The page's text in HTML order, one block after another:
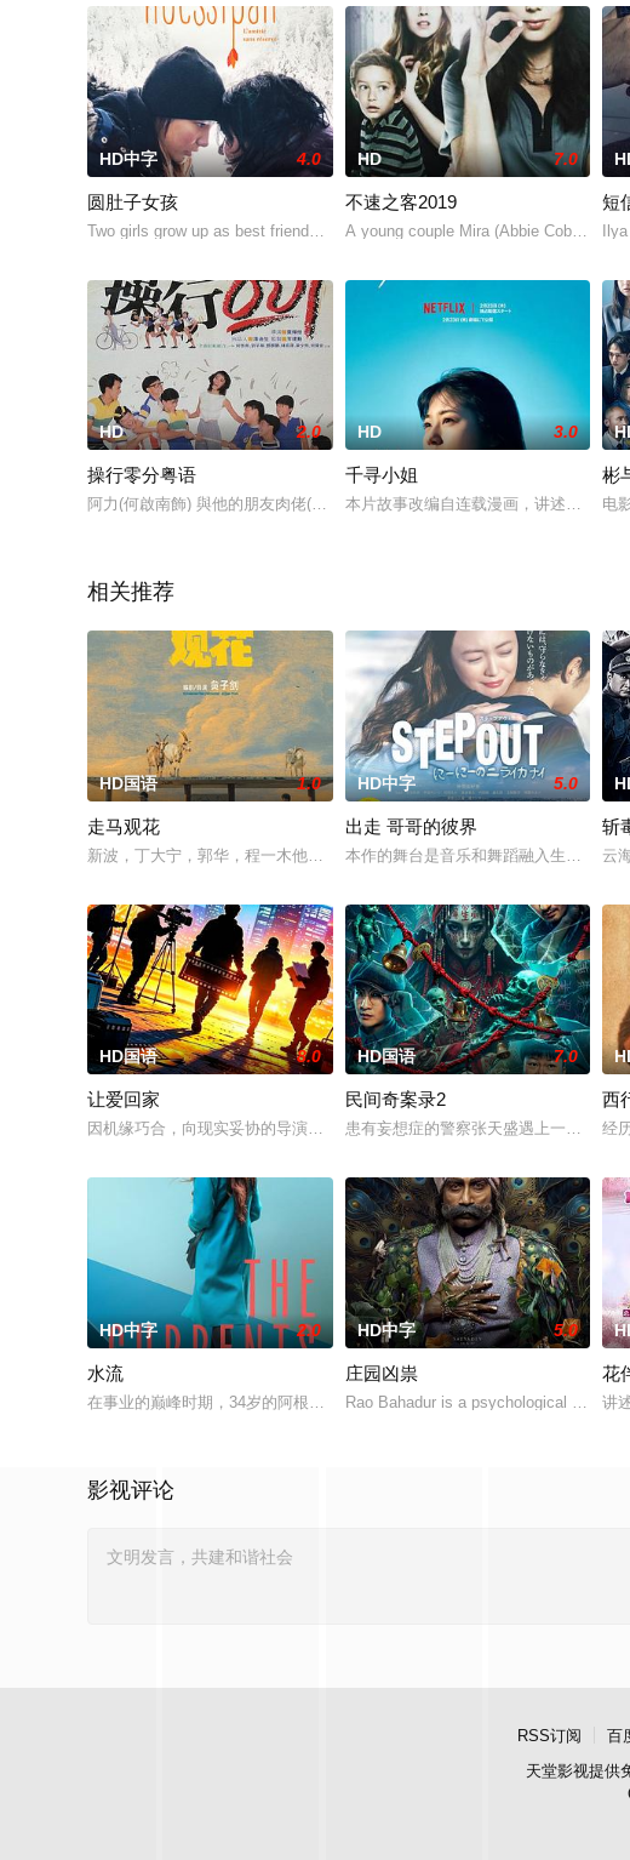
HD中字 4.0
圆肚子女孩
Two girls grow up as best friends in an Innu community. Whil
HD 7.0
不速之客2019
A young couple Mira (Abbie Cobb) and
短
HD 2.0
操行零分粤语
阿力(何啟南飾) 與他的朋友肉佬(林延康飾) 及神友(鄧展鵬飾)乃十七，八歲的
HD 3.0
千寻小姐
本片故事改编自连载漫画，讲述的是一
彬
电
相关推荐
HD国语 1.0
走马观花
新波，丁大宁，郭华，程一木他们毕业于同一所大学。他们和很多年轻人一
HD中字 5.0
出走 哥哥的彼界
本作的舞台是音乐和舞蹈融入生活的冲
斩
云
HD国语 8.0
让爱回家
因机缘巧合，向现实妥协的导演朱达仁萌生拍一部《河南人在北京》电影的
HD国语 7.0
民间奇案录2
患有妄想症的警察张天盛遇上一起离奇
西
经
HD中字 2.0
水流
在事业的巅峰时期，34岁的阿根廷造型师丽娜在瑞士的一场颁奖典礼后，被
HD中字 5.0
庄园凶祟
Rao Bahadur is a psychological drama
花
讲
影视评论
RSS订阅 百
天堂影视提供